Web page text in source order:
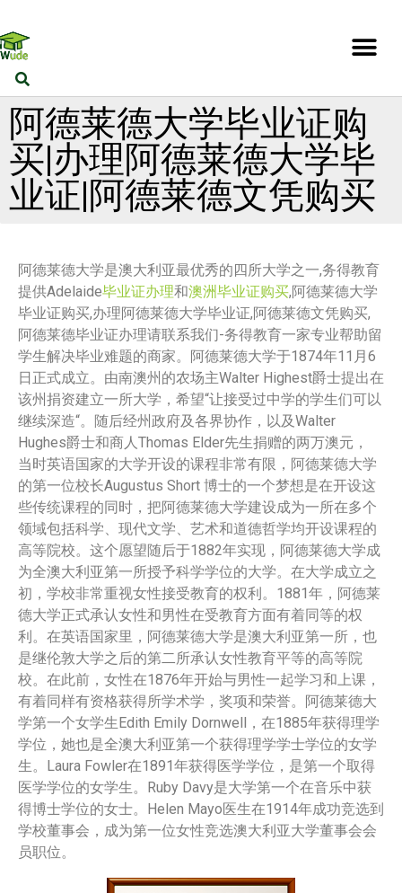
阿德莱德大学毕业证购
买|办理阿德莱德大学毕
业证|阿德莱德文凭购买
阿德莱德大学是澳大利亚最优秀的四所大学之一,务得教育
提供Adelaide毕业证办理和澳洲毕业证购买,阿德莱德大学
毕业证购买,办理阿德莱德大学毕业证,阿德莱德文凭购买,
阿德莱德毕业证办理请联系我们-务得教育一家专业帮助留
学生解决毕业难题的商家。阿德莱德大学于1874年11月6
日正式成立。由南澳州的农场主Walter Highest爵士提出在
该州捐资建立一所大学，希望“让接受过中学的学生们可以
继续深造“。随后经州政府及各界协作，以及Walter
Hughes爵士和商人Thomas Elder先生捐赠的两万澳元，
当时英语国家的大学开设的课程非常有限，阿德莱德大学
的第一位校长Augustus Short 博士的一个梦想是在开设这
些传统课程的同时，把阿德莱德大学建设成为一所在多个
领域包括科学、现代文学、艺术和道德哲学均开设课程的
高等院校。这个愿望随后于1882年实现，阿德莱德大学成
为全澳大利亚第一所授予科学学位的大学。在大学成立之
初，学校非常重视女性接受教育的权利。1881年，阿德莱
德大学正式承认女性和男性在受教育方面有着同等的权
利。在英语国家里，阿德莱德大学是澳大利亚第一所，也
是继伦敦大学之后的第二所承认女性教育平等的高等院
校。在此前，女性在1876年开始与男性一起学习和上课，
有着同样有资格获得所学术学，奖项和荣誉。阿德莱德大
学第一个女学生Edith Emily Dornwell，在1885年获得理学
学位，她也是全澳大利亚第一个获得理学学士学位的女学
生。Laura Fowler在1891年获得医学学位，是第一个取得
医学学位的女学生。Ruby Davy是大学第一个在音乐中获
得博士学位的女士。Helen Mayo医生在1914年成功竞选到
学校董事会，成为第一位女性竞选澳大利亚大学董事会会
员职位。